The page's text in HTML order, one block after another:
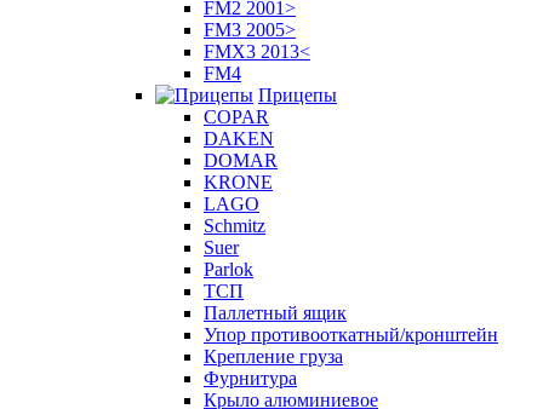
FM2 2001>
FM3 2005>
FMX3 2013<
FM4
Прицепы
COPAR
DAKEN
DOMAR
KRONE
LAGO
Schmitz
Suer
Parlok
ТСП
Паллетный ящик
Упор противооткатный/кронштейн
Крепление груза
Фурнитура
Крыло алюминиевое